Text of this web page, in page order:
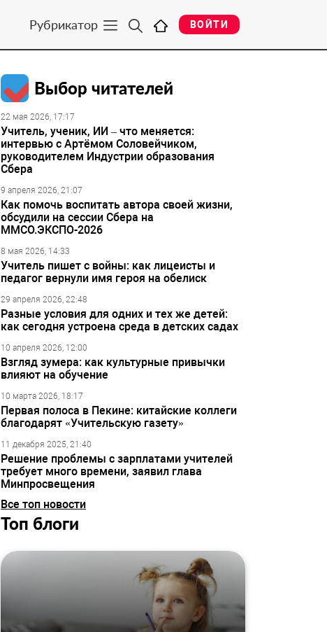
Рубрикатор ВОЙТИ
Выбор читателей
22 мая 2026, 17:17
Учитель, ученик, ИИ – что меняется:
интервью с Артёмом Соловейчиком,
руководителем Индустрии образования
Сбера
9 апреля 2026, 21:07
Как помочь воспитать автора своей жизни,
обсудили на сессии Сбера на
ММСО.ЭКСПО-2026
8 мая 2026, 14:33
Учитель пишет с войны: как лицеисты и
педагог вернули имя героя на обелиск
29 апреля 2026, 22:48
Разные условия для одних и тех же детей:
как сегодня устроена среда в детских садах
10 апреля 2026, 12:00
Взгляд зумера: как культурные привычки
влияют на обучение
10 марта 2026, 18:17
Первая полоса в Пекине: китайские коллеги
благодарят «Учительскую газету»
11 декабря 2025, 21:40
Решение проблемы с зарплатами учителей
требует много времени, заявил глава
Минпросвещения
Все топ новости
Топ блоги